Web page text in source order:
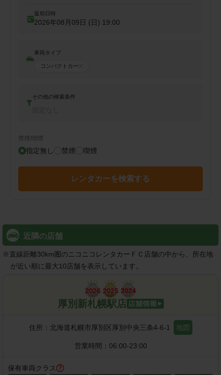
返却日時
2026年08月09日 (日) 19:00
車両タイプ
コンパクトカー
その他の検索条件
禁煙/喫煙
指定無し 禁煙 喫煙
レンタカーを検索する
近隣の店舗
※直線距離30km圏のニコニコレンタカーＦＣ店舗の中から、所在地
が近い順に最大10店舗を表示しています。
厚別新札幌駅店
住所： 北海道札幌市厚別区厚別中央三条4-6-1 地図
営業時間： 06:00-23:00
保有車両クラス